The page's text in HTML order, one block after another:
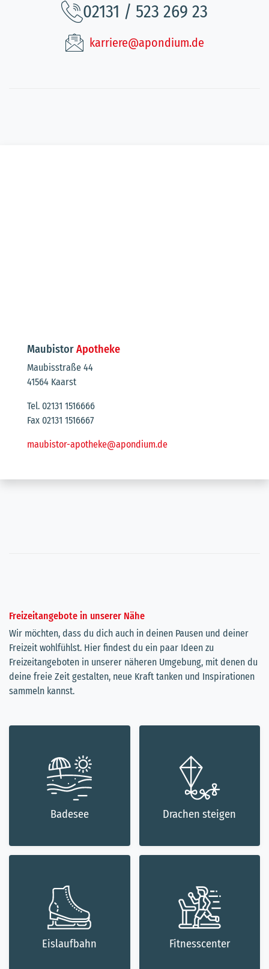
02131 / 523 269 23
karriere@apondium.de
MaubistorApotheke
Maubisstraße 44
41564 Kaarst
Tel. 02131 1516666
Fax 02131 1516667
maubistor-apotheke@apondium.de
Freizeitangebote in unserer Nähe
Wir möchten, dass du dich auch in deinen Pausen und deiner
Freizeit wohlfühlst. Hier findest du ein paar Ideen zu
Freizeitangeboten in unserer näheren Umgebung, mit denen du
deine freie Zeit gestalten, neue Kraft tanken und Inspirationen
sammeln kannst.
Badesee Drachen steigen
Eislaufbahn Fitnesscenter